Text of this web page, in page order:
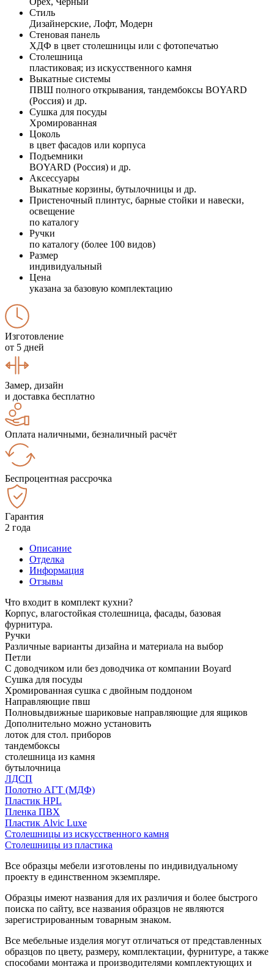
Стиль
Дизайнерские, Лофт, Модерн
Стеновая панель
ХДФ в цвет столешницы или с фотопечатью
Столешница
пластиковая; из искусственного камня
Выкатные системы
ПВШ полного открывания, тандембоксы BOYARD
(Россия) и др.
Сушка для посуды
Хромированная
Цоколь
в цвет фасадов или корпуса
Подъемники
BOYARD (Россия) и др.
Аксессуары
Выкатные корзины, бутылочницы и др.
Пристеночный плинтус, барные стойки и навески,
освещение
по каталогу
Ручки
по каталогу (более 100 видов)
Размер
индивидуальный
Цена
указана за базовую комплектацию
Изготовление
от 5 дней
Замер, дизайн
и доставка бесплатно
Оплата наличными, безналичный расчёт
Беспроцентная рассрочка
Гарантия
2 года
Описание
Отделка
Информация
Отзывы
Что входит в комплект кухни?
Корпус, влагостойкая столешница, фасады, базовая
фурнитура.
Ручки
Различные варианты дизайна и материала на выбор
Петли
С доводчиком или без доводчика от компании Boyard
Сушка для посуды
Хромированная сушка с двойным поддоном
Направляющие пвш
Полновыдвижные шариковые направляющие для ящиков
Дополнительно можно установить
лоток для стол. приборов
тандембоксы
столешница из камня
бутылочница
ЛДСП
Полотно АГТ (МДФ)
Пластик HPL
Пленка ПВХ
Пластик Alvic Luxe
Столешницы из искусственного камня
Столешницы из пластика
Все образцы мебели изготовлены по индивидуальному
проекту в единственном экземпляре.
Образцы имеют названия для их различия и более быстрого
поиска по сайту, все названия образцов не являются
зарегистрированным товарным знаком.
Все мебельные изделия могут отличаться от представленных
образцов по цвету, размеру, комплектации, фурнитуре, а также
способами монтажа и производителями комплектующих и